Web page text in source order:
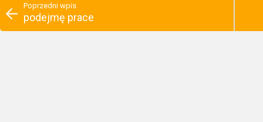
Poprzedni wpis
podejmę prace